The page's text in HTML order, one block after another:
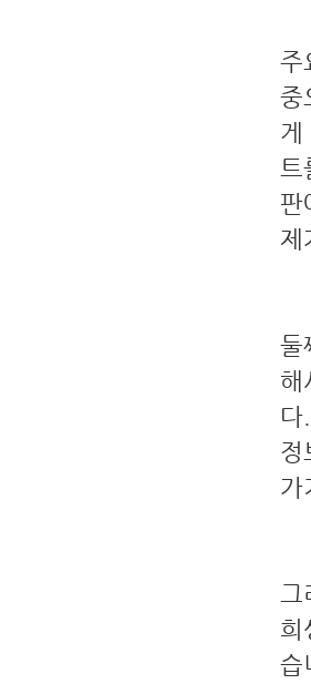
주
중
게
판
제
둘
해
다
정
가
희
습